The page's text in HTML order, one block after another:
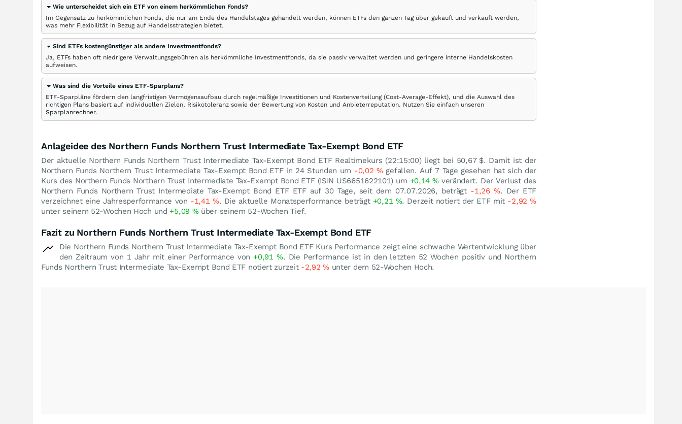
Wie unterscheidet sich ein ETF von einem herkömmlichen Fonds?
Im Gegensatz zu herkömmlichen Fonds, die nur am Ende des Handelstages gehandelt werden, können ETFs den ganzen Tag über gekauft und verkauft werden,
was mehr Flexibilität in Bezug auf Handelsstrategien bietet.
Sind ETFs kostengünstiger als andere Investmentfonds?
Ja, ETFs haben oft niedrigere Verwaltungsgebühren als herkömmliche Investmentfonds, da sie passiv verwaltet werden und geringere interne Handelskosten
aufweisen.
Was sind die Vorteile eines ETF-Sparplans?
ETF-Sparpläne fördern den langfristigen Vermögensaufbau durch regelmäßige Investitionen und Kostenverteilung (Cost-Average-Effekt), und die Auswahl des
richtigen Plans basiert auf individuellen Zielen, Risikotoleranz sowie der Bewertung von Kosten und Anbieterreputation. Nutzen Sie einfach unseren
Sparplanrechner.
Anlageidee des Northern Funds Northern Trust Intermediate Tax-Exempt Bond ETF
Der aktuelle Northern Funds Northern Trust Intermediate Tax-Exempt Bond ETF Realtimekurs (22:15:00) liegt bei 50,67 $. Damit ist der
Northern Funds Northern Trust Intermediate Tax-Exempt Bond ETF in 24 Stunden um -0,02%gefallen. Auf 7 Tage gesehen hat sich der
Kurs des Northern Funds Northern Trust Intermediate Tax-Exempt Bond ETF (ISIN US6651622101) um +0,14%verändert. Der Verlust des
Northern Funds Northern Trust Intermediate Tax-Exempt Bond ETF ETF auf 30 Tage, seit dem 07.07.2026, beträgt -1,26 %. Der ETF
verzeichnet eine Jahresperformance von -1,41 %. Die aktuelle Monatsperformance beträgt +0,21 %. Derzeit notiert der ETF mit -2,92%
unter seinem 52-Wochen Hoch und +5,09 %über seinem 52-Wochen Tief.
Fazit zu Northern Funds Northern Trust Intermediate Tax-Exempt Bond ETF
Die Northern Funds Northern Trust Intermediate Tax-Exempt Bond ETF Kurs Performance zeigt eine schwache Wertentwicklung über
den Zeitraum von 1 Jahr mit einer Performance von +0,91 %. Die Performance ist in den letzten 52 Wochen positiv und Northern
Funds Northern Trust Intermediate Tax-Exempt Bond ETF notiert zurzeit -2,92%unter dem 52-Wochen Hoch.